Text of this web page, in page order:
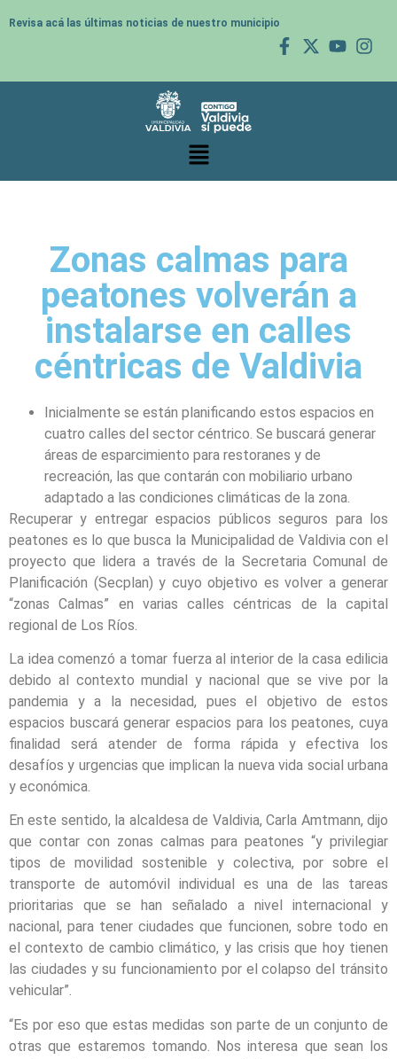
Revisa acá las últimas noticias de nuestro municipio
Zonas calmas para
peatones volverán a
instalarse en calles
céntricas de Valdivia
Inicialmente se están planificando estos espacios en
cuatro calles del sector céntrico. Se buscará generar
áreas de esparcimiento para restoranes y de
recreación, las que contarán con mobiliario urbano
adaptado a las condiciones climáticas de la zona.
Recuperar y entregar espacios públicos seguros para los
peatones es lo que busca la Municipalidad de Valdivia con el
proyecto que lidera a través de la Secretaria Comunal de
Planificación (Secplan) y cuyo objetivo es volver a generar
“zonas Calmas” en varias calles céntricas de la capital
regional de Los Ríos.
La idea comenzó a tomar fuerza al interior de la casa edilicia
debido al contexto mundial y nacional que se vive por la
pandemia y a la necesidad, pues el objetivo de estos
espacios buscará generar espacios para los peatones, cuya
finalidad será atender de forma rápida y efectiva los
desafíos y urgencias que implican la nueva vida social urbana
y económica.
En este sentido, la alcaldesa de Valdivia, Carla Amtmann, dijo
que contar con zonas calmas para peatones “y privilegiar
tipos de movilidad sostenible y colectiva, por sobre el
transporte de automóvil individual es una de las tareas
prioritarias que se han señalado a nivel internacional y
nacional, para tener ciudades que funcionen, sobre todo en
el contexto de cambio climático, y las crisis que hoy tienen
las ciudades y su funcionamiento por el colapso del tránsito
vehicular”.
“Es por eso que estas medidas son parte de un conjunto de
otras que estaremos tomando. Nos interesa que sean los